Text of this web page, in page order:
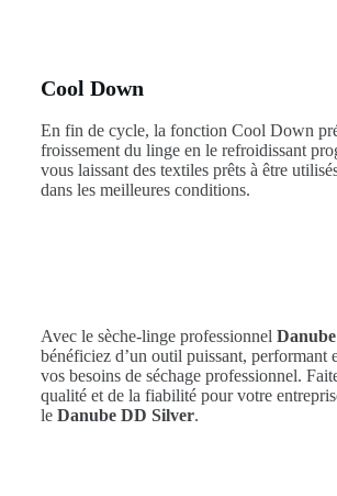
Cool Down
En fin de cycle, la fonction Cool Down
froissement du linge en le refroidissant
vous laissant des textiles prêts à être
dans les meilleures conditions.
Avec le sèche-linge professionnel
bénéficiez d’un outil puissant, performant
vos besoins de séchage professionnel.
qualité et de la fiabilité pour votre
le Danube DD Silver.